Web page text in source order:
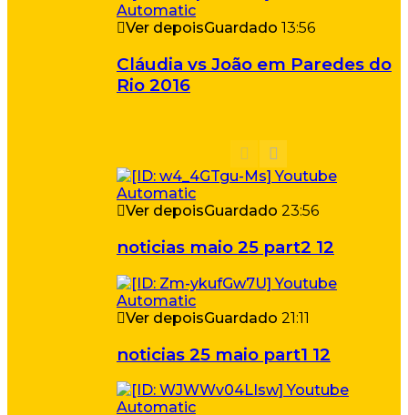
Ver depoisGuardado 13:56
Cláudia vs João em Paredes do
Rio 2016
Ver depoisGuardado 23:56
noticias maio 25 part2 12
Ver depoisGuardado 21:11
noticias 25 maio part1 12